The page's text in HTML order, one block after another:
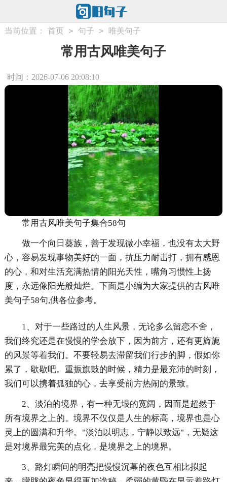
当前位置： 首页 > 句子 > 唯美句子
常用古风唯美句子
时间：2026-07-06 20:08:10
常用古风唯美句子集合58句
做一个向日葵族，善于发现微小幸福，也没有太大野
心，容易发现事物美好的一面，抗压力耐击打，拥有感恩
的心，和对生活充满热情的阳光天性，嘴角习惯性上扬
度，永远像阳光般灿烂。下面是小编为大家提供的古风唯
美句子58句,供各位参考。
1、对于一些路过的人生风景，无论多么留恋不舍，
我们终究还是在慢慢的学会放下，因为前方，还有更旖旎
的风景等着我们。不要轻易去滞留我们行步的脚，假如你
累了，歇歇吧。重振旗鼓的时候，精力是最充沛的时刻，
我们可以携着孤独的心，去享受前方热闹的景致。
2、淡泊的境界，有一种无垠的宽阔，因而是超然于
所有境界之上的。境界不仅仅是人生的标高，境界也是心
灵上的圆满和升华。"淡泊以明志，宁静以致远"，无疑这
是对境界最完美的点化，是境界之上的境界。
3、路灯瞬间的明亮把慢慢沉幕的夜色互相比拟起